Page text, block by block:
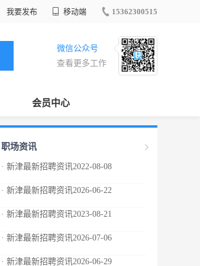
我要发布 移动端 15362300515
微信公众号
查看更多工作
会员中心
职场资讯
· 新津最新招聘资讯2022-08-08
· 新津最新招聘资讯2026-06-22
· 新津最新招聘资讯2023-08-21
· 新津最新招聘资讯2026-07-06
· 新津最新招聘资讯2026-06-29